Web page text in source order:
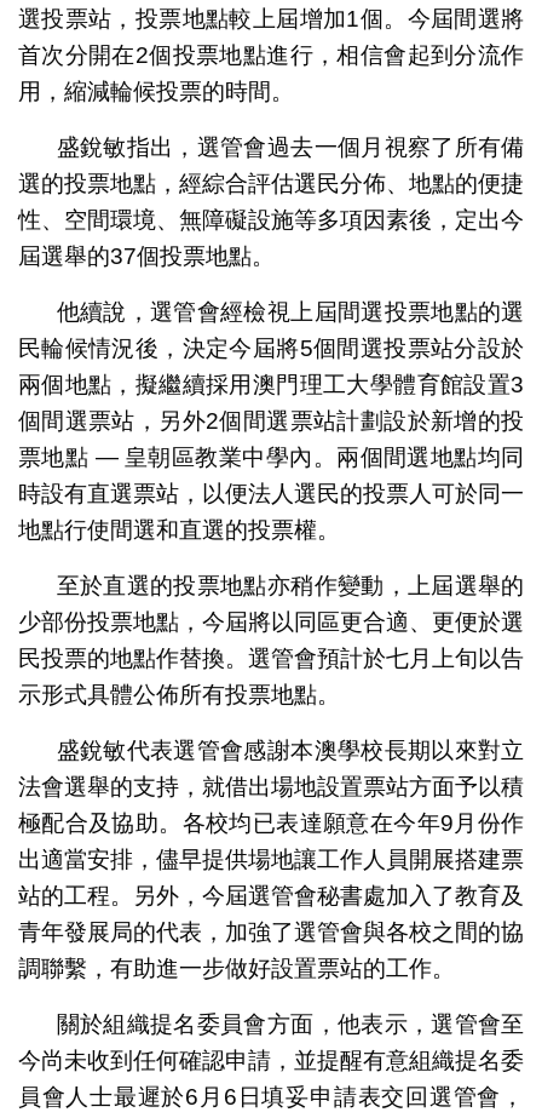
選投票站，投票地點較上屆增加1個。今屆間選將
首次分開在2個投票地點進行，相信會起到分流作
用，縮減輪候投票的時間。
盛銳敏指出，選管會過去一個月視察了所有備
選的投票地點，經綜合評估選民分佈、地點的便捷
性、空間環境、無障礙設施等多項因素後，定出今
屆選舉的37個投票地點。
他續說，選管會經檢視上屆間選投票地點的選
民輪候情況後，決定今屆將5個間選投票站分設於
兩個地點，擬繼續採用澳門理工大學體育館設置3
個間選票站，另外2個間選票站計劃設於新增的投
票地點 — 皇朝區教業中學內。兩個間選地點均同
時設有直選票站，以便法人選民的投票人可於同一
地點行使間選和直選的投票權。
至於直選的投票地點亦稍作變動，上屆選舉的
少部份投票地點，今屆將以同區更合適、更便於選
民投票的地點作替換。選管會預計於七月上旬以告
示形式具體公佈所有投票地點。
盛銳敏代表選管會感謝本澳學校長期以來對立
法會選舉的支持，就借出場地設置票站方面予以積
極配合及協助。各校均已表達願意在今年9月份作
出適當安排，儘早提供場地讓工作人員開展搭建票
站的工程。另外，今屆選管會秘書處加入了教育及
青年發展局的代表，加強了選管會與各校之間的協
調聯繫，有助進一步做好設置票站的工作。
關於組織提名委員會方面，他表示，選管會至
今尚未收到任何確認申請，並提醒有意組織提名委
員會人士最遲於6月6日填妥申請表交回選管會，